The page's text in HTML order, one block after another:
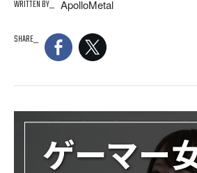
WRITTEN BY
ApolloMetal
SHARE